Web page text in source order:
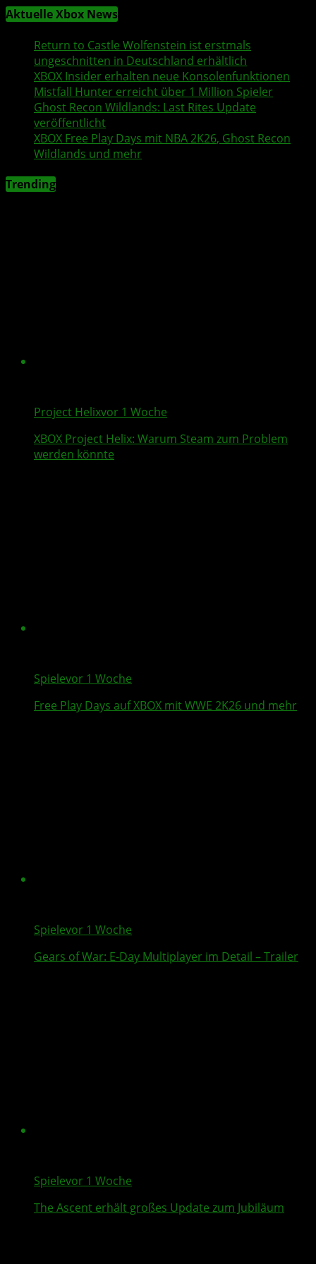
Aktuelle Xbox News
Return to Castle Wolfenstein ist erstmals
ungeschnitten in Deutschland erhältlich
XBOX Insider erhalten neue Konsolenfunktionen
Mistfall Hunter erreicht über 1 Million Spieler
Ghost Recon Wildlands: Last Rites Update
veröffentlicht
XBOX Free Play Days mit NBA 2K26, Ghost Recon
Wildlands und mehr
Trending
Project Helixvor 1 Woche
XBOX Project Helix: Warum Steam zum Problem
werden könnte
Spielevor 1 Woche
Free Play Days auf XBOX mitWWE 2K26 und mehr
Spielevor 1 Woche
Gears of War: E-Day Multiplayer im Detail – Trailer
Spielevor 1 Woche
The Ascent erhält großes Update zum Jubiläum